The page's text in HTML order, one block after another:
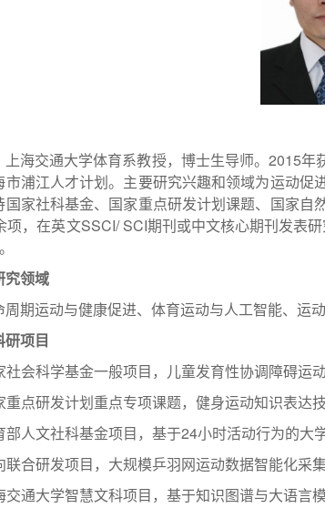
上海交通大学体育系教授，博士生导师。2015
市浦江人才计划。主要研究兴趣和领域为运动促
国家社科基金、国家重点研发计划课题、国家
项，在英文SSCI/ SCI期刊或中文核心期刊发表
究领域
周期运动与健康促进、体育运动与人工智能、运动
项目
社会科学基金一般项目，儿童发育性协调障碍运
重点研发计划重点专项课题，健身运动知识表达
部人文社科基金项目，基于24小时活动行为的
联合研发项目，大规模乒羽网运动数据智能化采
交通大学智慧文科项目，基于知识图谱与大语言